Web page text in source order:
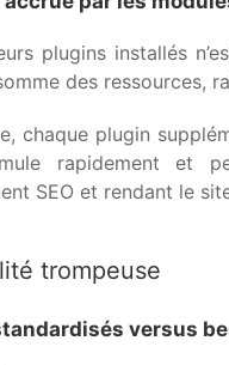
plugins installés
des ressources,
chaque plugin
rapidement et
SEO et rendant le
trompeuse
versus